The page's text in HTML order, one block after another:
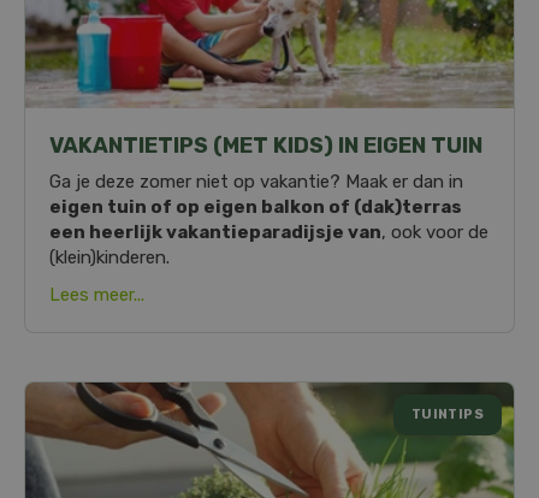
VAKANTIETIPS (MET KIDS) IN EIGEN TUIN
Ga je deze zomer niet op vakantie? Maak er dan in
eigen tuin of op eigen balkon of (dak)terras
een heerlijk vakantieparadijsje van, ook voor de
(klein)kinderen.
Lees meer...
TUINTIPS